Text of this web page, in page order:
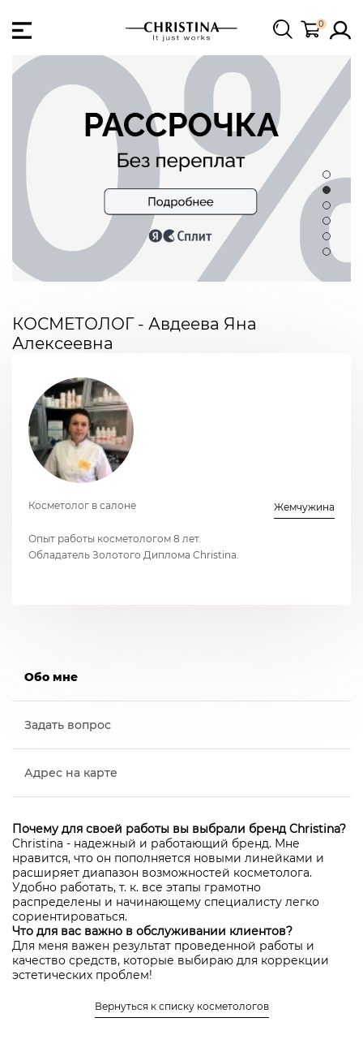
0
КОСМЕТОЛОГ - Авдеева Яна
Алексеевна
Косметолог в салоне Жемчужина
Опыт работы косметологом 8 лет.
Обладатель Золотого Диплома Christina.
Обо мне
Задать вопрос
Адрес на карте
Почему для своей работы вы выбрали бренд Christina?
Christina - надежный и работающий бренд. Мне
нравится, что он пополняется новыми линейками и
расширяет диапазон возможностей косметолога.
Удобно работать, т. к. все этапы грамотно
распределены и начинающему специалисту легко
сориентироваться.
Что для вас важно в обслуживании клиентов?
Для меня важен результат проведенной работы и
качество средств, которые выбираю для коррекции
эстетических проблем!
Яна АлексеевнаВернуться к списку косметологов